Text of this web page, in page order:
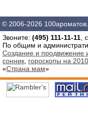
© 2006-2026
Звоните: (495) 111-11-11 ,
По общим и
Создание и продвижение
сонник гороскопы на
«Страна мам»